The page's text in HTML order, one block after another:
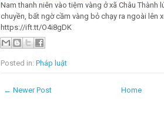
Nam thanh niên vào tiệm vàng ở xã Châu Thành
chuyền, bất ngờ cầm vàng bỏ chạy ra ngoài lên
https://ift.tt/O4i8gDK
Posted in: Pháp luật
← Newer Post Home